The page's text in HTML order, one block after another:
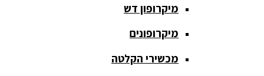
כבלים
ומתאמים
כריזה
ומגפונים
מיקרופון דש
מיקרופונים
מכשירי הקלטה